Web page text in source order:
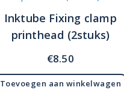
Inktube Fixing clamp
printhead (2stuks)
€8.50
Toevoegen aan winkelwagen